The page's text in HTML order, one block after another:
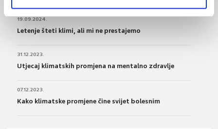
19.09.2024.
Letenje šteti klimi, ali mi ne prestajemo
31.12.2023.
Utjecaj klimatskih promjena na mentalno zdravlje
07.12.2023.
Kako klimatske promjene čine svijet bolesnim